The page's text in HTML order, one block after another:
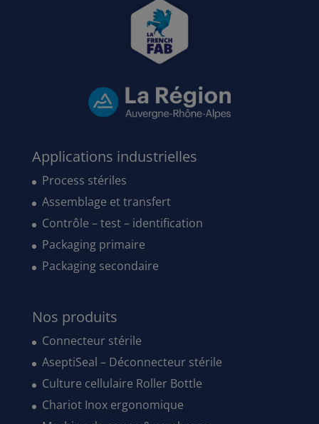
Applications industrielles
Process stériles
Assemblage et transfert
Contrôle – test – identification
Packaging primaire
Packaging secondaire
Nos produits
Connecteur stérile
AseptiSeal – Déconnecteur stérile
Culture cellulaire Roller Bottle
Chariot Inox ergonomique